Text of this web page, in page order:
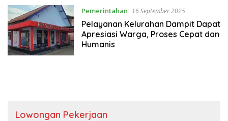
Pemerintahan 16 September 2025
Pelayanan Kelurahan Dampit Dapat
Apresiasi Warga, Proses Cepat dan
Humanis
Lowongan Pekerjaan